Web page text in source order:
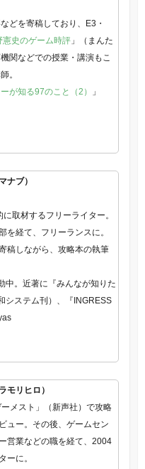
どを寄稿しており、E3・
憲史のゲーム時評」（まんた
関などでの授業・講演もこ
。
が知る97のこと（2）
」
ナブ）
取材するフリーライター。
を経て、フリーランスに。
稿しながら、攻略本の執筆
中。近著に『みんなが知りた
システム刊）、『INGRESS
モリヒロ）
メスト」（新声社）で攻略
ュー。その後、ゲームセン
営業などの職を経て、2004
ーに。